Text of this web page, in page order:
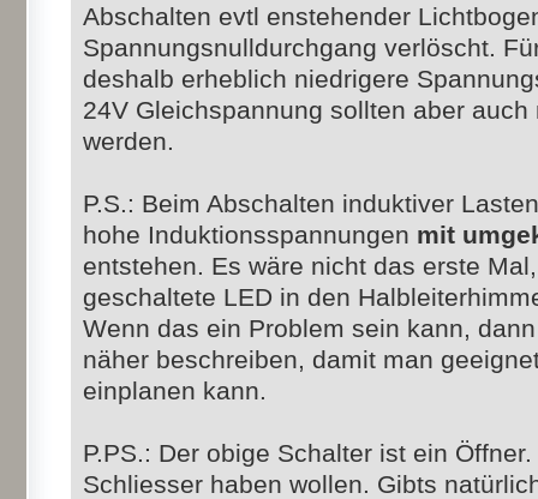
Abschalten evtl enstehender
Spannungsnulldurchgang verlöscht.
deshalb erheblich niedrigere
24V Gleichspannung sollten aber
werden.
P.S.: Beim Abschalten induktiver
hohe Induktionsspannungen mit
entstehen. Es wäre nicht das erste
geschaltete LED in den
Wenn das ein Problem sein kann,
näher beschreiben, damit man
einplanen kann.
P.PS.: Der obige Schalter ist ein
Schliesser haben wollen. Gibts